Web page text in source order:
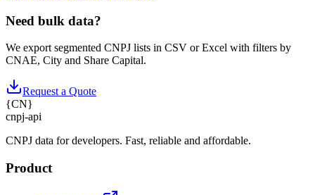
Need bulk data?
We export segmented CNPJ lists in CSV or Excel with filters by
CNAE, City and Share Capital.
Request a Quote
{CN}
cnpj-api
CNPJ data for developers. Fast, reliable and affordable.
Product